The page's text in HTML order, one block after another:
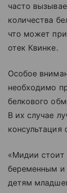
часто
количества
что может
отек Квинке.
Особое
необходимо
белкового
В их случае
консультация
«Мидии стоит
беременным
детям